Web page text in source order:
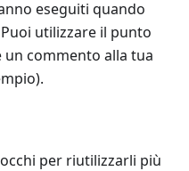
eseguiti quando
utilizzare il punto
commento alla tua
per riutilizzarli più